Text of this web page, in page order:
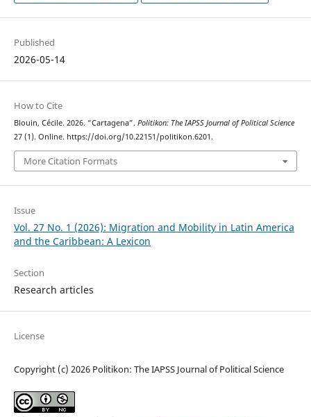
Published
2026-05-14
How to Cite
Blouin, Cécile. 2026. “Cartagena”. Politikon: The IAPSS Journal of Political Science
27 (1). Online. https://doi.org/10.22151/politikon.6201.
More Citation Formats
Issue
Vol. 27 No. 1 (2026): Migration and Mobility in Latin America
and the Caribbean: A Lexicon
Section
Research articles
License
Copyright (c) 2026 Politikon: The IAPSS Journal of Political Science